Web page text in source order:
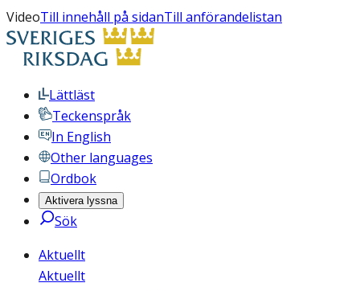
VideoTill innehåll på sidanTill anförandelistan
Lättläst
Teckenspråk
In English
Other languages
Ordbok
Aktivera lyssna
Sök
Aktuellt
Aktuellt